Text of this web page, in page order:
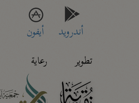
أندرويد
أيفون
تطوير
رعاية